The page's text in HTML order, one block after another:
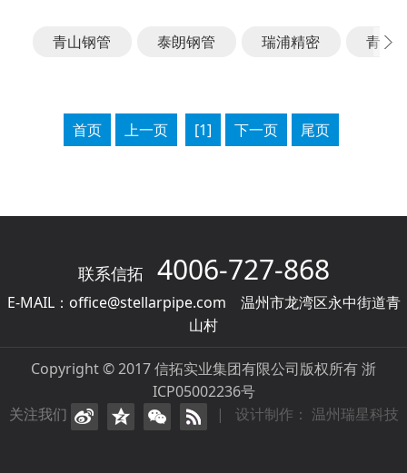
青山钢管 泰朗钢管 瑞浦精密 青山
首页 上一页 [1] 下一页 尾页
联系信拓 4006-727-868
E-MAIL：office@stellarpipe.com 温州市龙湾区永中街道青
山村
Copyright © 2017 信拓实业集团有限公司版权所有 浙
ICP05002236号
关注我们
| 设计制作： 温州瑞星科技